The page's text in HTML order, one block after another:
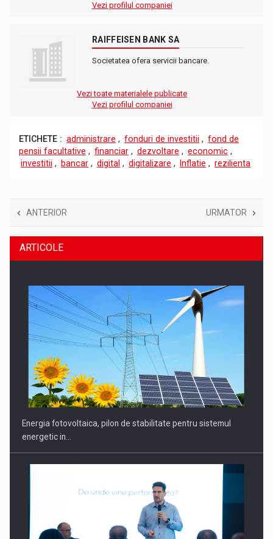
Vezi profilul companiei
RAIFFEISEN BANK SA
Societatea ofera servicii bancare.
Vezi toate materialele publicate
Vezi profilul companiei
ETICHETE : administrare , fonduri de investitii , fond de
pensii facultative , financiar , dezvoltare , economic ,
investitii , bancar , digital , digitalizare , Inflatie , rezilienta
ANTERIOR URMATOR
ARTICOLE
Energia fotovoltaica, pilon de stabilitate pentru sistemul
energetic in…